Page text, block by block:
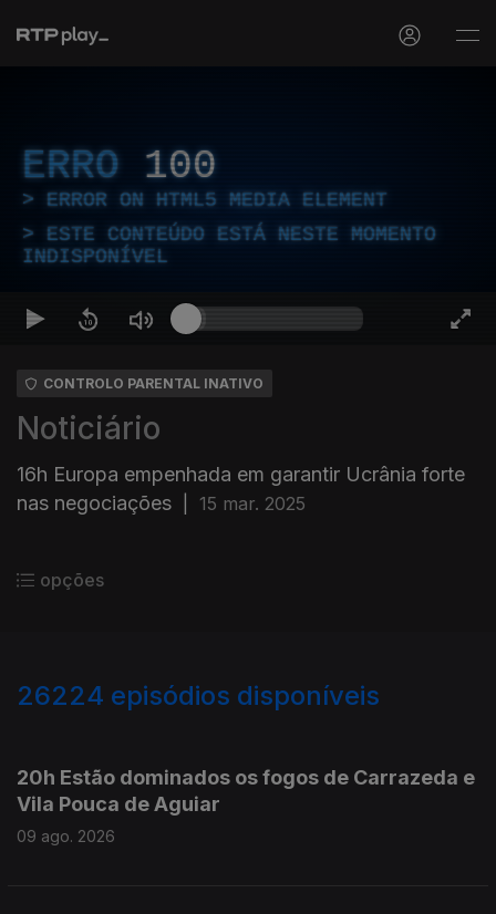
ERRO 100
ERROR ON HTML5 MEDIA ELEMENT
ESTE CONTEÚDO ESTÁ NESTE MOMENTO
INDISPONÍVEL
CONTROLO PARENTAL INATIVO
Noticiário
16h Europa empenhada em garantir Ucrânia forte
nas negociações
15 mar. 2025
opções
26224 episódios disponíveis
20h Estão dominados os fogos de Carrazeda e
Vila Pouca de Aguiar
09 ago. 2026